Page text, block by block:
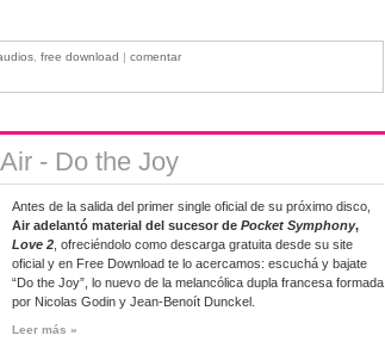
free download | comentar
- Do the Joy
Antes de la salida del primer single oficial de su próximo disco,
Air adelantó material del sucesor de Pocket Symphony,
Love 2 , ofreciéndolo como descarga gratuita desde su site
oficial y en Free Download te lo acercamos: escuchá y bajate
“Do the Joy”, lo nuevo de la melancólica dupla francesa formada
por Nicolas Godin y Jean-Benoít Dunckel.
Leer más »